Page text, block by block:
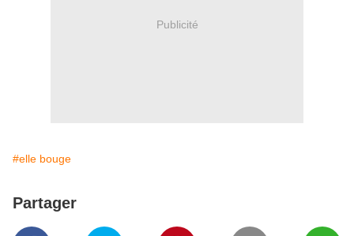
Publicité
#elle bouge
Partager